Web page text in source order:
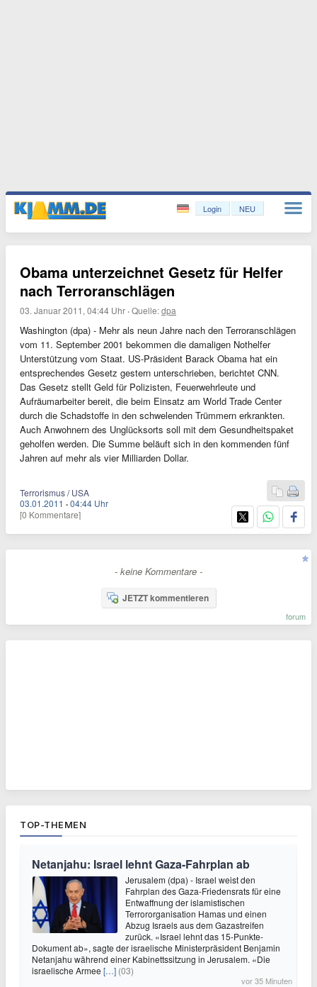
Login NEU
Obama unterzeichnet Gesetz für Helfer
nach Terroranschlägen
03. Januar 2011, 04:44 Uhr ·Quelle:dpa
Washington (dpa) - Mehr als neun Jahre nach den Terroranschlägen
vom 11. September 2001 bekommen die damaligen Nothelfer
Unterstützung vom Staat. US-Präsident Barack Obama hat ein
entsprechendes Gesetz gestern unterschrieben, berichtet CNN.
Das Gesetz stellt Geld für Polizisten, Feuerwehrleute und
Aufräumarbeiter bereit, die beim Einsatz am World Trade Center
durch die Schadstoffe in den schwelenden Trümmern erkrankten.
Auch Anwohnern des Unglücksorts soll mit dem Gesundheitspaket
geholfen werden. Die Summe beläuft sich in den kommenden fünf
Jahren auf mehr als vier Milliarden Dollar.
Terrorismus / USA
03.01.2011 ·04:44 Uhr
[0 Kommentare]
- keine Kommentare -
JETZT kommentieren
forum
TOP-THEMEN
Netanjahu: Israel lehnt Gaza-Fahrplan ab
Jerusalem (dpa) - Israel weist den
Fahrplan des Gaza-Friedensrats für eine
Entwaffnung der islamistischen
Terrororganisation Hamas und einen
Abzug Israels aus dem Gazastreifen
zurück. «Israel lehnt das 15-Punkte-
Dokument ab», sagte der israelische Ministerpräsident Benjamin
Netanjahu während einer Kabinettssitzung in Jerusalem. «Die
israelische Armee […] (03)
vor 35 Minuten